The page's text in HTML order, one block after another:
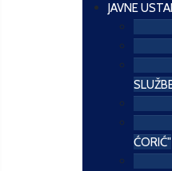
JAVNE
ĆORIĆ"